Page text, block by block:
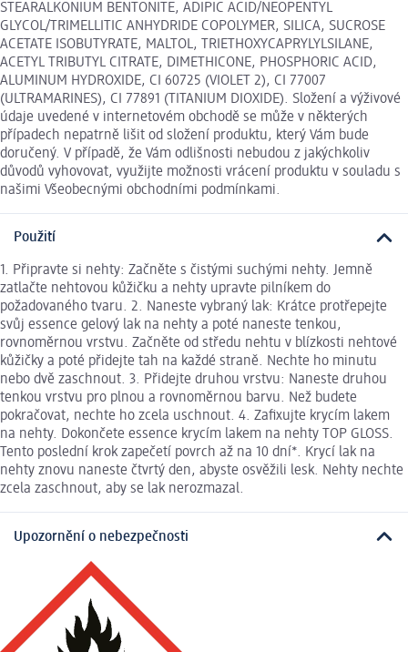
STEARALKONIUM BENTONITE, ADIPIC ACID/NEOPENTYL
GLYCOL/TRIMELLITIC ANHYDRIDE COPOLYMER, SILICA, SUCROSE
ACETATE ISOBUTYRATE, MALTOL, TRIETHOXYCAPRYLYLSILANE,
ACETYL TRIBUTYL CITRATE, DIMETHICONE, PHOSPHORIC ACID,
ALUMINUM HYDROXIDE, CI 60725 (VIOLET 2), CI 77007
(ULTRAMARINES), CI 77891 (TITANIUM DIOXIDE). Složení a výživové
údaje uvedené v internetovém obchodě se může v některých
případech nepatrně lišit od složení produktu, který Vám bude
doručený. V případě, že Vám odlišnosti nebudou z jakýchkoliv
důvodů vyhovovat, využijte možnosti vrácení produktu v souladu s
našimi Všeobecnými obchodními podmínkami.
Použití
1. Připravte si nehty: Začněte s čistými suchými nehty. Jemně
zatlačte nehtovou kůžičku a nehty upravte pilníkem do
požadovaného tvaru. 2. Naneste vybraný lak: Krátce protřepejte
svůj essence gelový lak na nehty a poté naneste tenkou,
rovnoměrnou vrstvu. Začněte od středu nehtu v blízkosti nehtové
kůžičky a poté přidejte tah na každé straně. Nechte ho minutu
nebo dvě zaschnout. 3. Přidejte druhou vrstvu: Naneste druhou
tenkou vrstvu pro plnou a rovnoměrnou barvu. Než budete
pokračovat, nechte ho zcela uschnout. 4. Zafixujte krycím lakem
na nehty. Dokončete essence krycím lakem na nehty TOP GLOSS.
Tento poslední krok zapečetí povrch až na 10 dní*. Krycí lak na
nehty znovu naneste čtvrtý den, abyste osvěžili lesk. Nehty nechte
zcela zaschnout, aby se lak nerozmazal.
Upozornění o nebezpečnosti